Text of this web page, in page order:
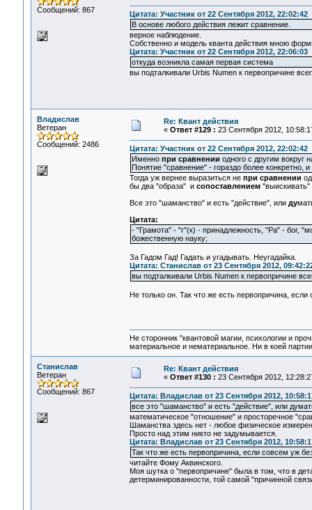
Сообщений: 867
Цитата: Участник от 22 Сентября 2012, 22:02:42
В основе любого действия лежит сравнение.
верное наблюдение.
Собственно и модель кванта действия мною
Цитата: Участник от 22 Сентября 2012, 22:06:03
откуда возникла самая первая система
вы подталкивали Urbis Numen к первопричине
Владислав
Ветеран
Сообщений: 2486
Re: Квант действия
« Ответ #129 : 23 Сентября 2012,
Цитата: Участник от 22 Сентября 2012, 22:02:42
Именно при сравнении одного с другим вокруг
Понятие "сравнение" - гораздо более конкретно,
Тогда уж вернее выразиться не при сравнении
бы два "образа" и сопоставлением "выискивать"
Все это "шаманство" и есть "действие", или ду
Цитата:
- "Грамота" - "г"(к) - принадлежность, "Ра" - бог,
божественную науку;
За Гадом Гад! Гадать и угадывать. Неугадайка.
Цитата: Станислав от 23 Сентября 2012,
вы подталкивали Urbis Numen к первопричине
Не только он. Так что же есть первопричина,
Не сторонник "квантовой магии, психологии и
материальное и нематериальное. Ни в коей
Станислав
Ветеран
Сообщений: 867
Re: Квант действия
« Ответ #130 : 23 Сентября 2012,
Цитата: Владислав от 23 Сентября 2012,
все это "шаманство" и есть "действие", или
математическое "отношение" и просторечное
Шаманства здесь нет - любое физическое
Просто над этим никто не задумывается.
Цитата: Владислав от 23 Сентября 2012,
Так что же есть первопричина, если совсем уж
читайте Фому Аквинского.
Моя шутка о "первопричине" была в том, что в
детерминированности, той самой "причинной